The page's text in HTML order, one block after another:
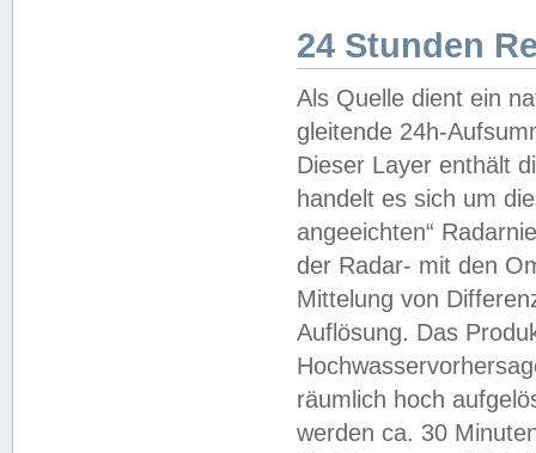
24 Stunden
Als Quelle dient ein
gleitende 24h-
Dieser Layer enthält
handelt es sich um
angeeichten“
der Radar- mit den
Mittelung von
Auflösung. Das
räumlich hoch
werden ca. 30